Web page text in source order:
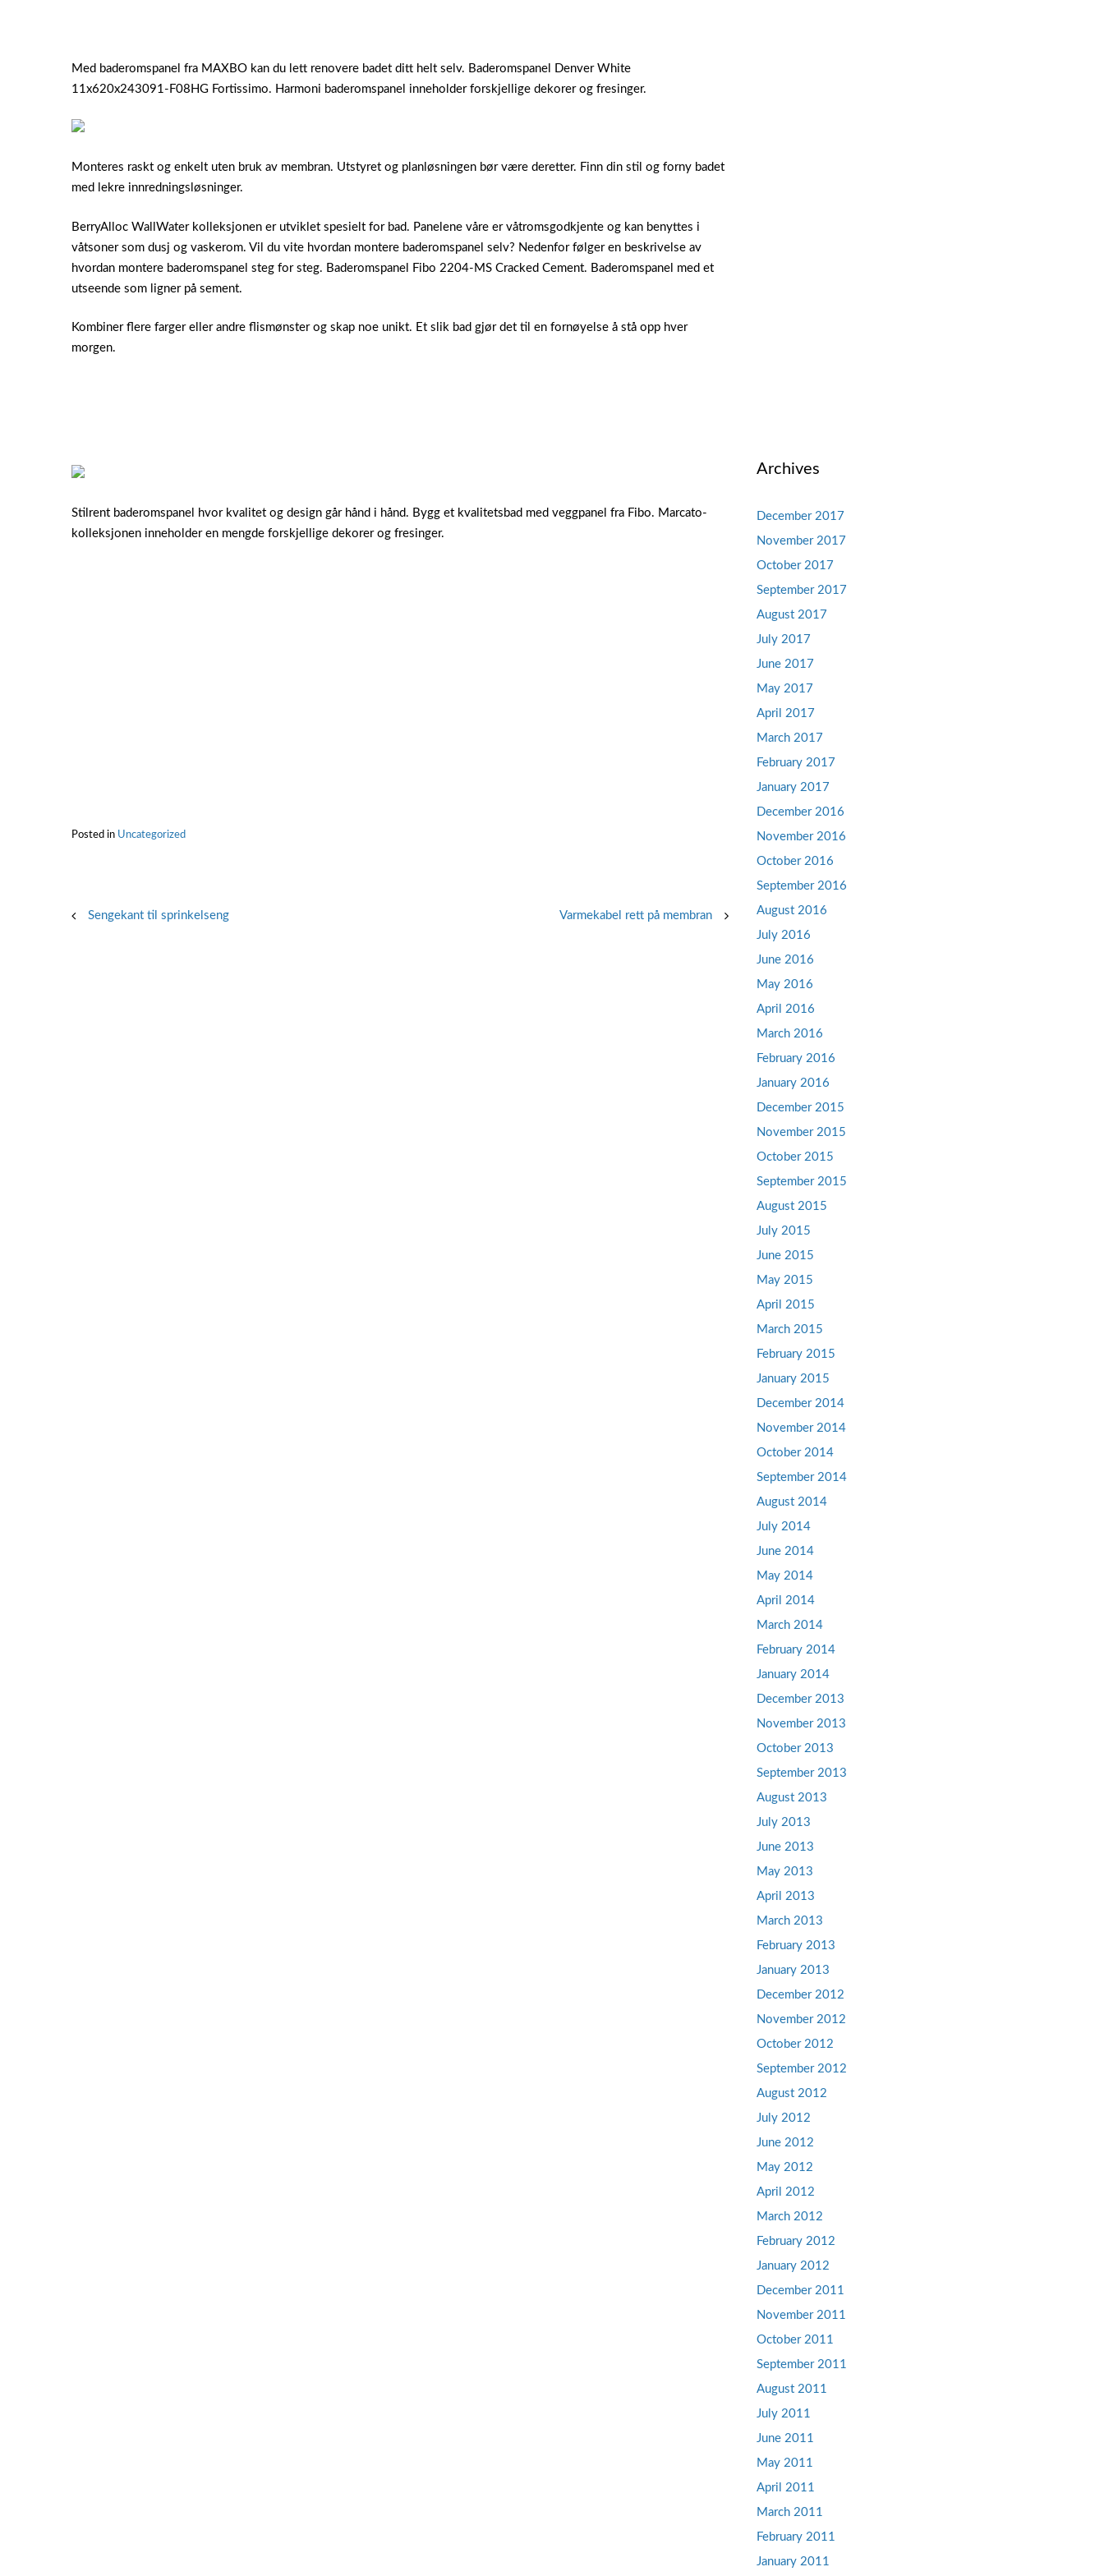
Med baderomspanel fra MAXBO kan du lett renovere badet ditt helt selv. Baderomspanel Denver White
11x620x243091-F08HG Fortissimo. Harmoni baderomspanel inneholder forskjellige dekorer og fresinger.
Monteres raskt og enkelt uten bruk av membran. Utstyret og planløsningen bør være deretter. Finn din stil og forny badet
med lekre innredningsløsninger.
BerryAlloc WallWater kolleksjonen er utviklet spesielt for bad. Panelene våre er våtromsgodkjente og kan benyttes i
våtsoner som dusj og vaskerom. Vil du vite hvordan montere baderomspanel selv? Nedenfor følger en beskrivelse av
hvordan montere baderomspanel steg for steg. Baderomspanel Fibo 2204-MS Cracked Cement. Baderomspanel med et
utseende som ligner på sement.
Kombiner flere farger eller andre flismønster og skap noe unikt. Et slik bad gjør det til en fornøyelse å stå opp hver
morgen.
Stilrent baderomspanel hvor kvalitet og design går hånd i hånd. Bygg et kvalitetsbad med veggpanel fra Fibo. Marcato-
kolleksjonen inneholder en mengde forskjellige dekorer og fresinger.
Posted in Uncategorized
Post
Sengekant til sprinkelseng Varmekabel rett på membran
Archives
December 2017
November 2017
October 2017
September 2017
August 2017
July 2017
June 2017
May 2017
April 2017
March 2017
February 2017
January 2017
December 2016
November 2016
October 2016
September 2016
August 2016
July 2016
June 2016
May 2016
April 2016
March 2016
February 2016
January 2016
December 2015
November 2015
October 2015
September 2015
August 2015
July 2015
June 2015
May 2015
April 2015
March 2015
February 2015
January 2015
December 2014
November 2014
October 2014
September 2014
August 2014
July 2014
June 2014
May 2014
April 2014
March 2014
February 2014
January 2014
December 2013
November 2013
October 2013
September 2013
August 2013
July 2013
June 2013
May 2013
April 2013
March 2013
February 2013
January 2013
December 2012
November 2012
October 2012
September 2012
August 2012
July 2012
June 2012
May 2012
April 2012
March 2012
February 2012
January 2012
December 2011
November 2011
October 2011
September 2011
August 2011
July 2011
June 2011
May 2011
April 2011
March 2011
February 2011
January 2011